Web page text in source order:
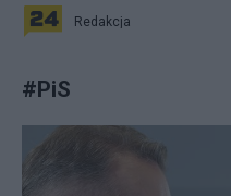
Redakcja
#PiS